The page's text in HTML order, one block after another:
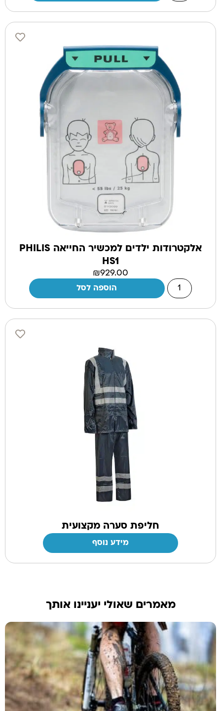
אלקטרודות ילדים למכשיר החייאה PHILIS
HS1
₪929.00
הוספה לסל
חליפת סערה מקצועית
מידע נוסף
מאמרים שאולי יעניינו אותך